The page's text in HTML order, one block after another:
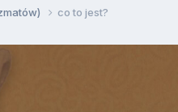
co to jest?